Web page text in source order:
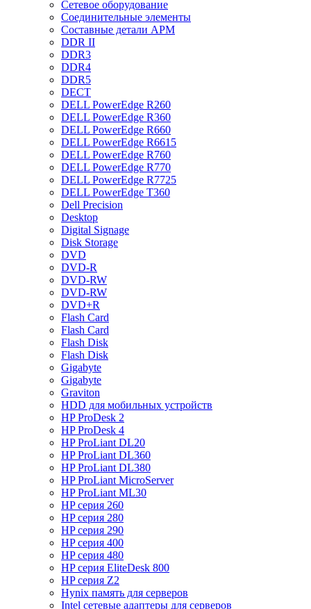
Cетевое оборудование
Cоединительные элементы
Cоставные детали АРМ
DDR II
DDR3
DDR4
DDR5
DECT
DELL PowerEdge R260
DELL PowerEdge R360
DELL PowerEdge R660
DELL PowerEdge R6615
DELL PowerEdge R760
DELL PowerEdge R770
DELL PowerEdge R7725
DELL PowerEdge T360
Dell Precision
Desktop
Digital Signage
Disk Storage
DVD
DVD-R
DVD-RW
DVD-RW
DVD+R
Flash Card
Flash Card
Flash Disk
Flash Disk
Gigabyte
Gigabyte
Graviton
HDD для мобильных устройств
HP ProDesk 2
HP ProDesk 4
HP ProLiant DL20
HP ProLiant DL360
HP ProLiant DL380
HP ProLiant MicroServer
HP ProLiant ML30
HP серия 260
HP серия 280
HP серия 290
HP серия 400
HP серия 480
HP серия EliteDesk 800
HP серия Z2
Hynix память для серверов
Intel сетевые адаптеры для серверов